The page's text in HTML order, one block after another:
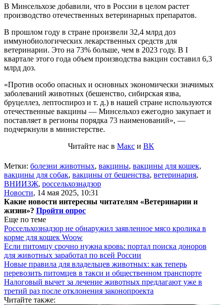
В Минсельхозе добавили, что в России в целом растет
производство отечественных ветеринарных препаратов.
В прошлом году в стране произвели 32,4 млрд доз
иммунобиологических лекарственных средств для
ветеринарии. Это на 73% больше, чем в 2023 году. В I
квартале этого года объем производства вакцин составил 6,3
млрд доз.
«Против особо опасных и основных экономически значимых
заболеваний животных (бешенство, сибирская язва,
бруцеллез, лептоспироз и т. д.) в нашей стране используются
отечественные вакцины — Минсельхоз ежегодно закупает и
поставляет в регионы порядка 73 наименований», —
подчеркнули в министерстве.
Читайте нас в Макс и ВК
Метки: болезни животных, вакцины, вакцины для кошек,
вакцины для собак, вакцины от бешенства, ветеринария,
ВНИИЗЖ, россельхознадзор
Новости, 14 мая 2025, 10:31
Какие новости интересны читателям «Ветеринарии и
жизни»? Пройти опрос
Еще по теме
Россельхознадзор не обнаружил заявленное мясо кролика в
корме для кошек Woow
Если питомцу срочно нужна кровь: портал поиска доноров
для животных заработал по всей России
Новые правила для владельцев животных: как теперь
перевозить питомцев в такси и общественном транспорте
Налоговый вычет за лечение животных предлагают уже в
третий раз после отклонения законопроекта
Читайте также: